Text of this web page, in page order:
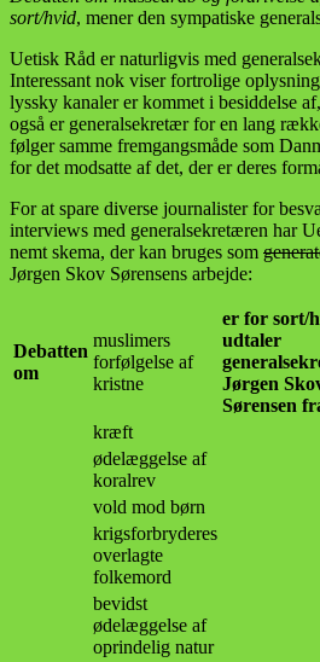
sort/hvid, mener den sympatiske
Uetisk Råd er naturligvis med
Interessant nok viser fortrolige
lyssky kanaler er kommet i besiddelse
også er generalsekretær for en lang
følger samme fremgangsmåde som
for det modsatte af det, der er deres
For at spare diverse journalister for
interviews med generalsekretæren har
nemt skema, der kan bruges som
Jørgen Skov Sørensens arbejde:
Debatten
om
muslimers
forfølgelse af
kristne
er for sort/
udtaler
Jørgen
Sørensen
kræft
ødelæggelse af
koralrev
vold mod børn
krigsforbryderes
overlagte
folkemord
bevidst
ødelæggelse af
oprindelig natur